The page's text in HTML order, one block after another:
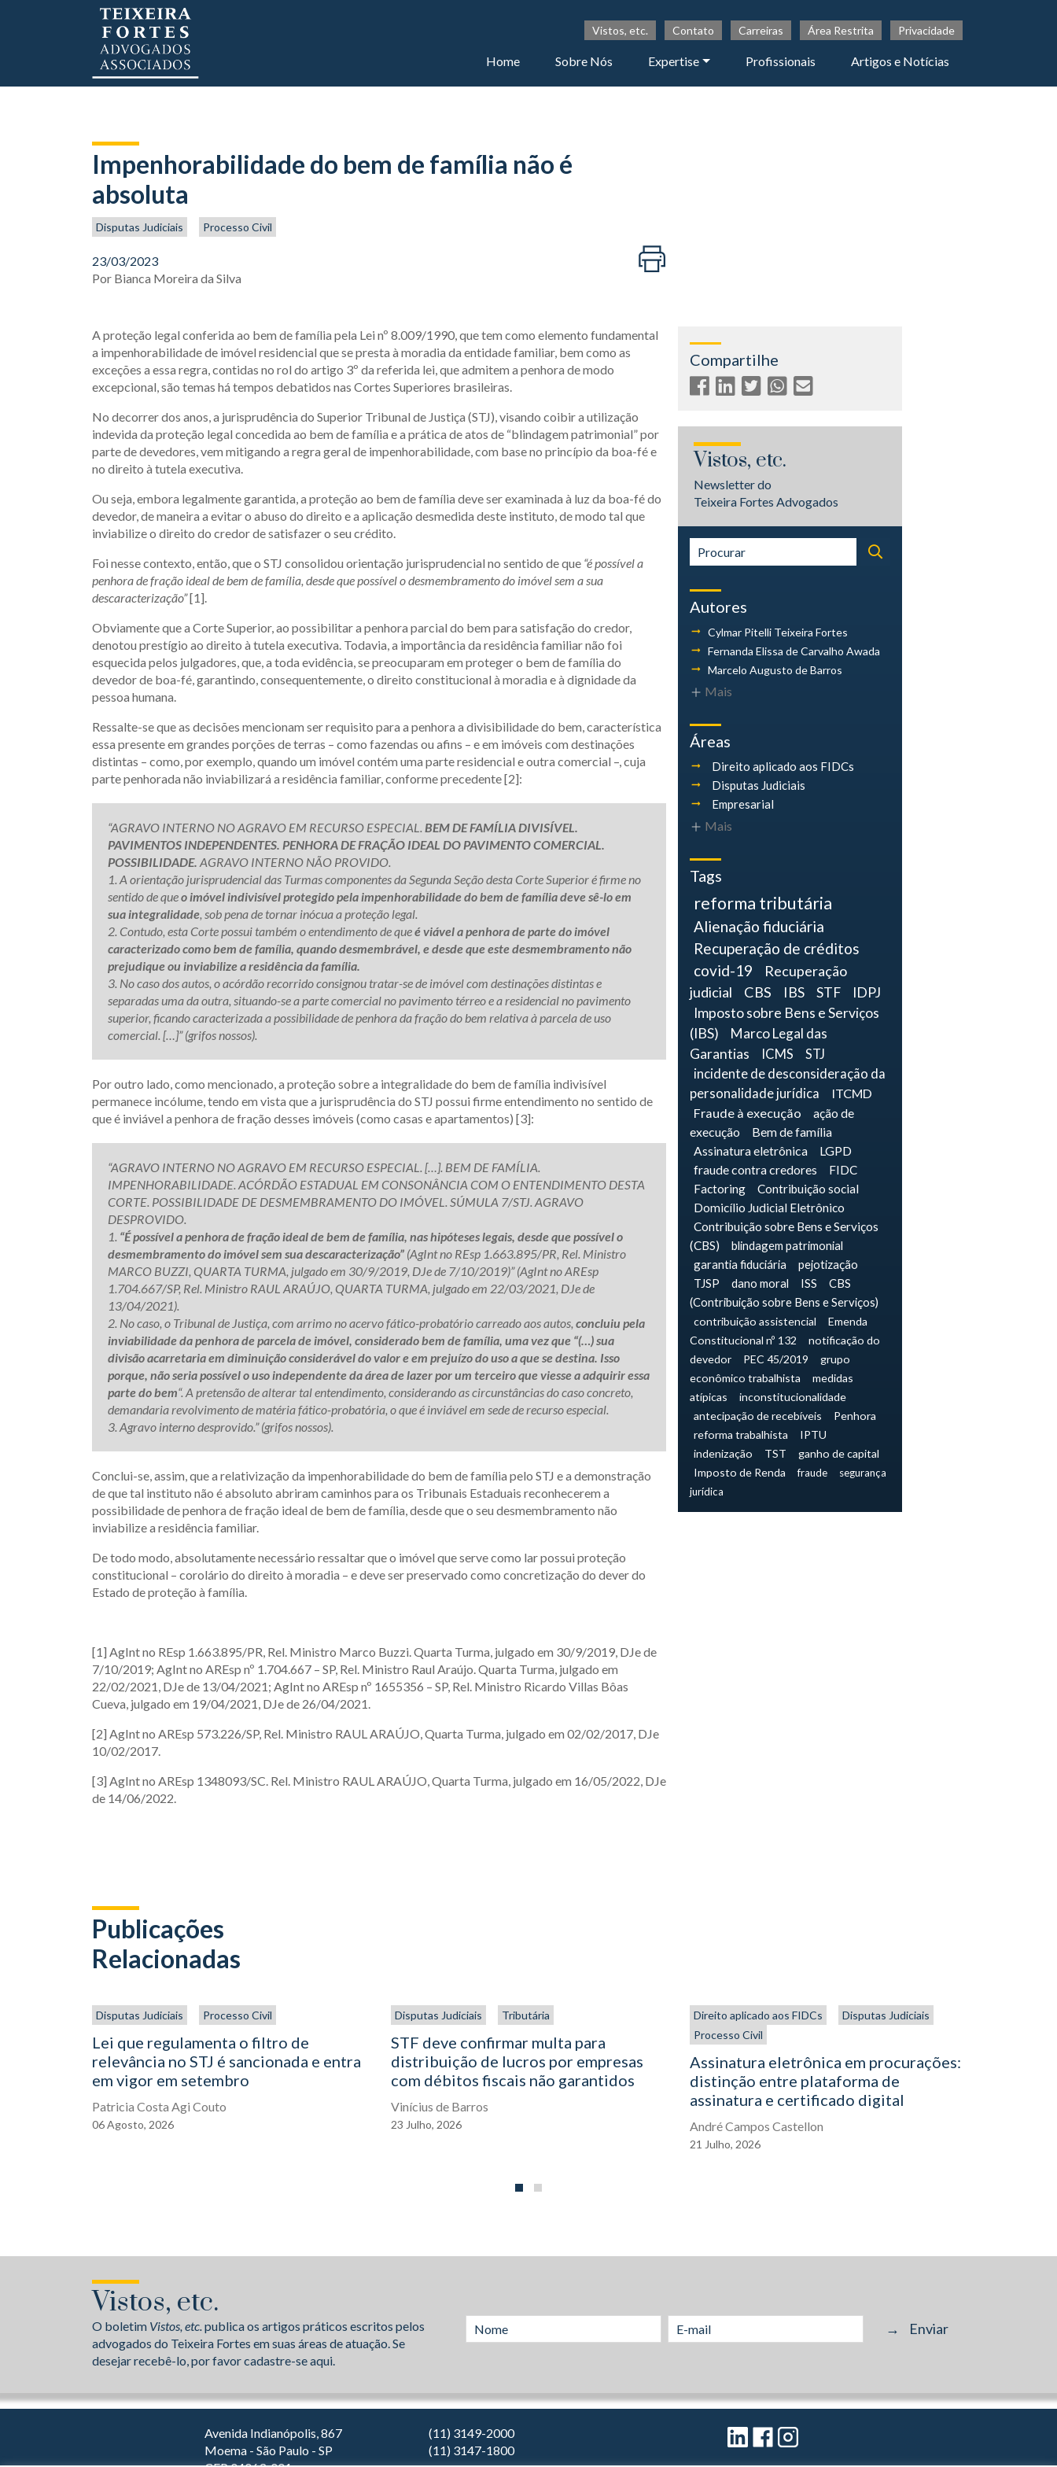
Vistos, etc. Contato Carreiras Área Restrita Privacidade
Home Sobre Nós Expertise Profissionais Artigos e Notícias
Impenhorabilidade do bem de família não é
absoluta
Disputas Judiciais Processo Civil
23/03/2023
Por Bianca Moreira da Silva
A proteção legal conferida ao bem de família pela Lei nº 8.009/1990, que tem como elemento fundamental
a impenhorabilidade de imóvel residencial que se presta à moradia da entidade familiar, bem como as
exceções a essa regra, contidas no rol do artigo 3º da referida lei, que admitem a penhora de modo
excepcional, são temas há tempos debatidos nas Cortes Superiores brasileiras.
No decorrer dos anos, a jurisprudência do Superior Tribunal de Justiça (STJ), visando coibir a utilização
indevida da proteção legal concedida ao bem de família e a prática de atos de “blindagem patrimonial” por
parte de devedores, vem mitigando a regra geral de impenhorabilidade, com base no princípio da boa-fé e
no direito à tutela executiva.
Ou seja, embora legalmente garantida, a proteção ao bem de família deve ser examinada à luz da boa-fé do
devedor, de maneira a evitar o abuso do direito e a aplicação desmedida deste instituto, de modo tal que
inviabilize o direito do credor de satisfazer o seu crédito.
Foi nesse contexto, então, que o STJ consolidou orientação jurisprudencial no sentido de que “é possível a
penhora de fração ideal de bem de família, desde que possível o desmembramento do imóvel sem a sua
descaracterização”[1].
Obviamente que a Corte Superior, ao possibilitar a penhora parcial do bem para satisfação do credor,
denotou prestígio ao direito à tutela executiva. Todavia, a importância da residência familiar não foi
esquecida pelos julgadores, que, a toda evidência, se preocuparam em proteger o bem de família do
devedor de boa-fé, garantindo, consequentemente, o direito constitucional à moradia e à dignidade da
pessoa humana.
Ressalte-se que as decisões mencionam ser requisito para a penhora a divisibilidade do bem, característica
essa presente em grandes porções de terras – como fazendas ou afins – e em imóveis com destinações
distintas – como, por exemplo, quando um imóvel contém uma parte residencial e outra comercial –, cuja
parte penhorada não inviabilizará a residência familiar, conforme precedente [2]:
“AGRAVO INTERNO NO AGRAVO EM RECURSO ESPECIAL. BEM DE FAMÍLIA DIVISÍVEL.
PAVIMENTOS INDEPENDENTES. PENHORA DE FRAÇÃO IDEAL DO PAVIMENTO COMERCIAL.
POSSIBILIDADE. AGRAVO INTERNO NÃO PROVIDO.
1. A orientação jurisprudencial das Turmas componentes da Segunda Seção desta Corte Superior é firme no
sentido de queo imóvel indivisível protegido pela impenhorabilidade do bem de família deve sê-lo em
sua integralidade, sob pena de tornar inócua a proteção legal.
2. Contudo, esta Corte possui também o entendimento de queé viável a penhora de parte do imóvel
caracterizado como bem de família, quando desmembrável, e desde que este desmembramento não
prejudique ou inviabilize a residência da família.
3. No caso dos autos, o acórdão recorrido consignou tratar-se de imóvel com destinações distintas e
separadas uma da outra, situando-se a parte comercial no pavimento térreo e a residencial no pavimento
superior, ficando caracterizada a possibilidade de penhora da fração do bem relativa à parcela de uso
comercial. […]” (grifos nossos).
Por outro lado, como mencionado, a proteção sobre a integralidade do bem de família indivisível
permanece incólume, tendo em vista que a jurisprudência do STJ possui firme entendimento no sentido de
que é inviável a penhora de fração desses imóveis (como casas e apartamentos) [3]:
“AGRAVO INTERNO NO AGRAVO EM RECURSO ESPECIAL. […]. BEM DE FAMÍLIA.
IMPENHORABILIDADE. ACÓRDÃO ESTADUAL EM CONSONÂNCIA COM O ENTENDIMENTO DESTA
CORTE. POSSIBILIDADE DE DESMEMBRAMENTO DO IMÓVEL. SÚMULA 7/STJ. AGRAVO
DESPROVIDO.
1. “É possível a penhora de fração ideal de bem de família, nas hipóteses legais, desde que possível o
desmembramento do imóvel sem sua descaracterização” (AgInt no REsp 1.663.895/PR, Rel. Ministro
MARCO BUZZI, QUARTA TURMA, julgado em 30/9/2019, DJe de 7/10/2019)” (AgInt no AREsp
1.704.667/SP, Rel. Ministro RAUL ARAÚJO, QUARTA TURMA, julgado em 22/03/2021, DJe de
13/04/2021).
2. No caso, o Tribunal de Justiça, com arrimo no acervo fático-probatório carreado aos autos, concluiu pela
inviabilidade da penhora de parcela de imóvel, considerado bem de família, uma vez que “(…) sua
divisão acarretaria em diminuição considerável do valor e em prejuízo do uso a que se destina. Isso
porque, não seria possível o uso independente da área de lazer por um terceiro que viesse a adquirir essa
parte do bem“. A pretensão de alterar tal entendimento, considerando as circunstâncias do caso concreto,
demandaria revolvimento de matéria fático-probatória, o que é inviável em sede de recurso especial.
3. Agravo interno desprovido.” (grifos nossos).
Conclui-se, assim, que a relativização da impenhorabilidade do bem de família pelo STJ e a demonstração
de que tal instituto não é absoluto abriram caminhos para os Tribunais Estaduais reconhecerem a
possibilidade de penhora de fração ideal de bem de família, desde que o seu desmembramento não
inviabilize a residência familiar.
De todo modo, absolutamente necessário ressaltar que o imóvel que serve como lar possui proteção
constitucional – corolário do direito à moradia – e deve ser preservado como concretização do dever do
Estado de proteção à família.
[1] AgInt no REsp 1.663.895/PR, Rel. Ministro Marco Buzzi. Quarta Turma, julgado em 30/9/2019, DJe de
7/10/2019; AgInt no AREsp nº 1.704.667 – SP, Rel. Ministro Raul Araújo. Quarta Turma, julgado em
22/02/2021, DJe de 13/04/2021; AgInt no AREsp nº 1655356 – SP, Rel. Ministro Ricardo Villas Bôas
Cueva, julgado em 19/04/2021, DJe de 26/04/2021.
[2] AgInt no AREsp 573.226/SP, Rel. Ministro RAUL ARAÚJO, Quarta Turma, julgado em 02/02/2017, DJe
10/02/2017.
[3] AgInt no AREsp 1348093/SC. Rel. Ministro RAUL ARAÚJO, Quarta Turma, julgado em 16/05/2022, DJe
de 14/06/2022.
Compartilhe
Vistos, etc.
Newsletter do
Teixeira Fortes Advogados
Autores
Cylmar Pitelli Teixeira Fortes
Fernanda Elissa de Carvalho Awada
Marcelo Augusto de Barros
Mais
Áreas
Direito aplicado aos FIDCs
Disputas Judiciais
Empresarial
Mais
Tags
reforma tributária
Alienação fiduciária
Recuperação de créditos
covid-19
Recuperação
judicial
CBS IBS STF
IDPJ
Imposto sobre Bens e Serviços
(IBS)
Marco Legal das
Garantias
ICMS
STJ
incidente de desconsideração da
personalidade jurídica
ITCMD
Fraude à execução
ação de
execução
Bem de família
Assinatura eletrônica
LGPD
fraude contra credores
FIDC
Factoring
Contribuição social
Domicílio Judicial Eletrônico
Contribuição sobre Bens e Serviços
(CBS)
blindagem patrimonial
garantia fiduciária
pejotização
TJSP
dano moral ISS
CBS
(Contribuição sobre Bens e Serviços)
contribuição assistencial
Emenda
Constitucional nº 132
notificação do
devedor
PEC 45/2019
grupo
econômico trabalhista
medidas
atípicas
inconstitucionalidade
antecipação de recebíveis
Penhora
reforma trabalhista
IPTU
indenização
TST
ganho de capital
Imposto de Renda
fraude
segurança
jurídica
Publicações
Relacionadas
Disputas Judiciais Processo Civil
Lei que regulamenta o filtro de
relevância no STJ é sancionada e entra
em vigor em setembro
Patricia Costa Agi Couto
06Agosto, 2026
Disputas Judiciais Tributária
STF deve confirmar multa para
distribuição de lucros por empresas
com débitos fiscais não garantidos
Vinícius de Barros
23 Julho, 2026
Direito aplicado aos FIDCs
Disputas Judiciais
Processo Civil
Assinatura eletrônica em procurações:
distinção entre plataforma de
assinatura e certificado digital
André Campos Castellon
21 Julho, 2026
Vistos, etc.
O boletim Vistos, etc.publica os artigos práticos escritos pelos
advogados do Teixeira Fortes em suas áreas de atuação. Se
desejar recebê-lo, por favor cadastre-se aqui.
Avenida Indianópolis, 867
Moema - São Paulo - SP
(11) 3149-2000
(11) 3147-1800